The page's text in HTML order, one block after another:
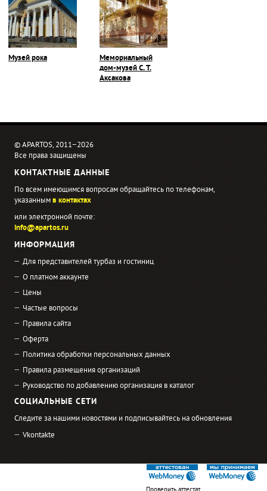
Музей рока
Мемориальный
дом-музей С. Т.
Аксакова
© APARTOS, 2011−2026
Все права защищены
КОНТАКТНЫЕ ДАННЫЕ
По всем имеющимся вопросам обращайтесь по телефонам,
указаннымв контактах
или электронной почте:
info@apartos.ru
ИНФОРМАЦИЯ
Для представителей турбаз и гостиниц
О платном аккаунте
Цены
Частые вопросы
Правила сайта
Оферта
Политика обработки персональных данных
Правила размещения организаций
Руководство по добавлению организация в каталог
СОЦИАЛЬНЫЕ СЕТИ
Следите за нашими новостями и подписывайтесь на обновления
Vkontakte